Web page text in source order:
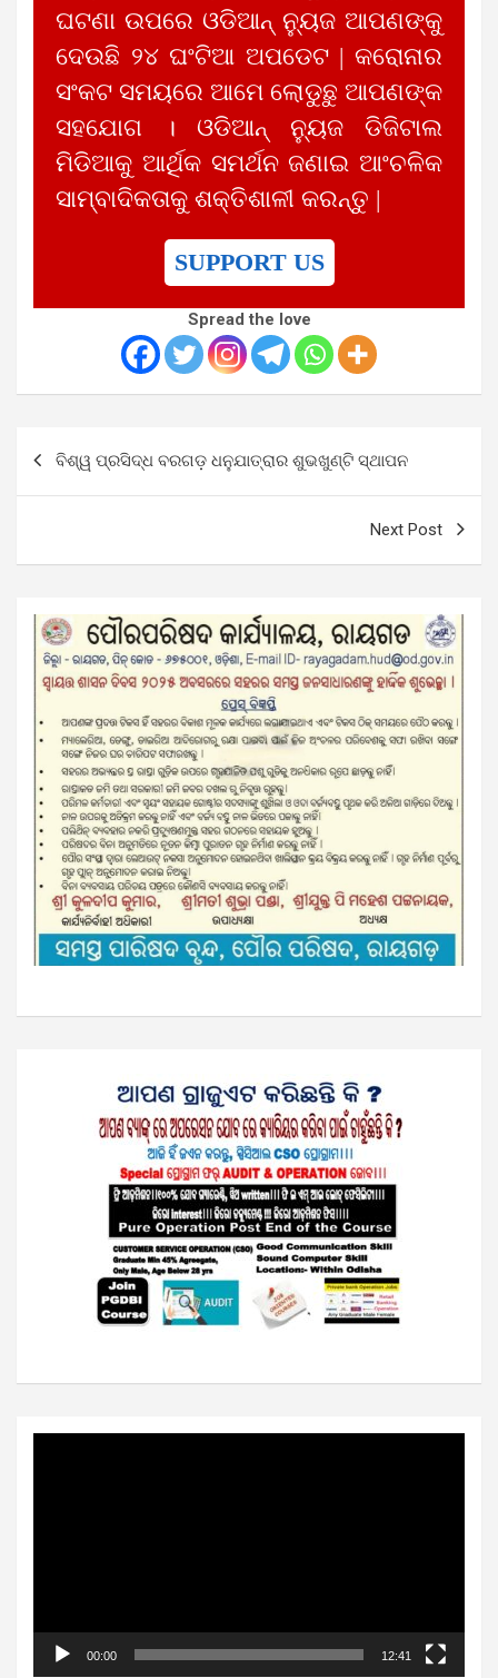
ଘଟଣା ଉପରେ ଓଡିଆନ୍ ନ୍ୟୁଜ ଆପଣଙ୍କୁ
ଦେଉଛି ୨୪ ଘଂଟିଆ ଅପଡେଟ | କରୋନାର
ସଂକଟ ସମୟରେ ଆମେ ଲୋଡୁଛୁ ଆପଣଙ୍କ
ସହଯୋଗ । ଓଡିଆନ୍ ନ୍ୟୁଜ ଡିଜିଟାଲ
ମିଡିଆକୁ ଆର୍ଥିକ ସମର୍ଥନ ଜଣାଇ ଆଂଚଳିକ
ସାମ୍ବାଦିକତାକୁ ଶକ୍ତିଶାଳୀ କରନ୍ତୁ |
SUPPORT US
Spread the love
navigation
ବିଶ୍ୱ ପ୍ରସିଦ୍ଧ ବରଗଡ଼ ଧନୁଯାତ୍ରାର ଶୁଭଖୁଣ୍ଟି ସ୍ଥାପନ
Next Post
00:00 12:41